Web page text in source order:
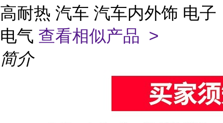
高耐热 汽车 汽车内外饰 电子
电气 查看相似产品 >
简介